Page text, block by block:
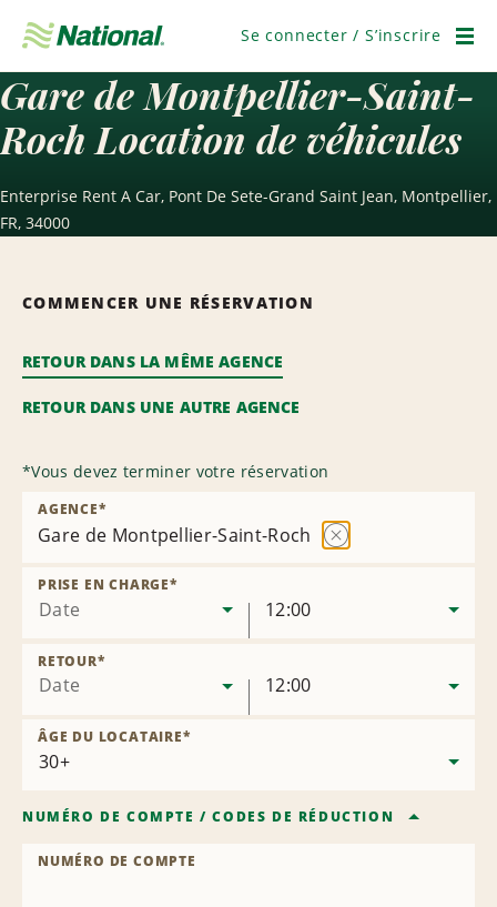
navigation
Se connecter / S’inscrire
Gare de Montpellier-Saint-
Roch Location de véhicules
Enterprise Rent A Car, Pont De Sete-Grand Saint Jean, Montpellier,
FR, 34000
COMMENCER UNE RÉSERVATION
RETOUR DANS LA MÊME AGENCE
RETOUR DANS UNE AUTRE AGENCE
*Vous devez terminer votre réservation
Gare de Montpellier-Saint-Roch
AGENCE*
Date
PRISE EN CHARGE*
12:00
Date
RETOUR*
12:00
ÂGE DU LOCATAIRE*
NUMÉRO DE COMPTE /CODES DE RÉDUCTION
NUMÉRO DE COMPTE